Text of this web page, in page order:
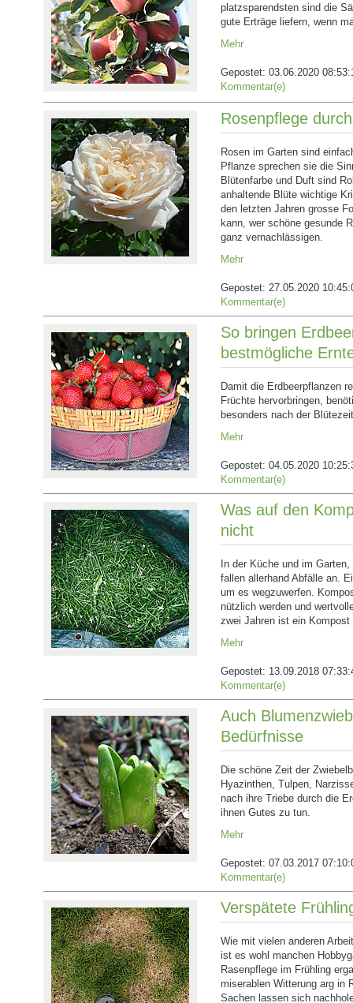
platzsparendsten sind die
gute Erträge liefern, wenn
Mehr
Gepostet: 03.06.2020
Kommentar(e)
Rosenpflege
Rosen im Garten sind
Pflanze sprechen sie die
Blütenfarbe und Duft sind
anhaltende Blüte wichtige
den letzten Jahren grosse
kann, wer schöne gesunde
ganz vernachlässigen.
Mehr
Gepostet: 27.05.2020
Kommentar(e)
So bringen
bestmögliche
Damit die Erdbeerpflanzen
Früchte hervorbringen,
besonders nach der
Mehr
Gepostet: 04.05.2020
Kommentar(e)
Was auf den
nicht
In der Küche und im
fallen allerhand Abfälle an.
um es wegzuwerfen.
nützlich werden und
zwei Jahren ist ein Kompost
Mehr
Gepostet: 13.09.2018
Kommentar(e)
Auch
Bedürfnisse
Die schöne Zeit der
Hyazinthen, Tulpen,
nach ihre Triebe durch die
ihnen Gutes zu tun.
Mehr
Gepostet: 07.03.2017
Kommentar(e)
Verspätete
Wie mit vielen anderen
ist es wohl manchen
Rasenpflege im Frühling
miserablen Witterung arg in
Sachen lassen sich